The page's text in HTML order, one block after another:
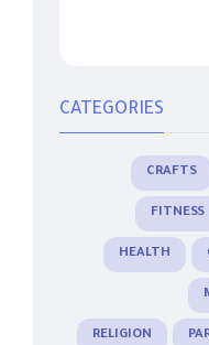
CATEGORIES
CRAFTS
FITNESS
HEALTH
RELIGION